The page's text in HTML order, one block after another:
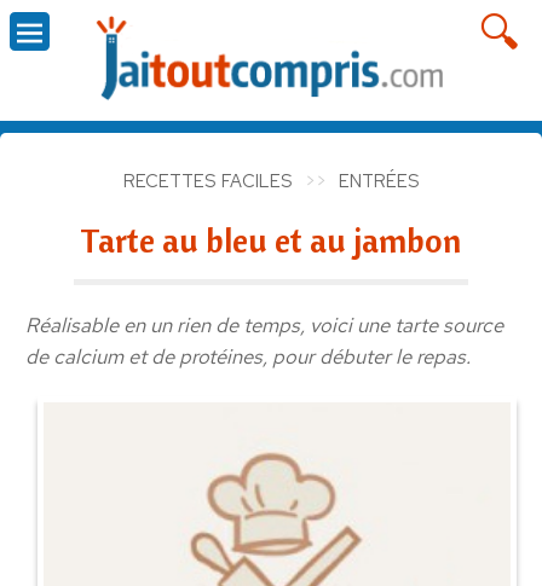
RECETTES FACILES ENTRÉES
Tarte au bleu et au jambon
Réalisable en un rien de temps, voici une tarte source
de calcium et de protéines, pour débuter le repas.